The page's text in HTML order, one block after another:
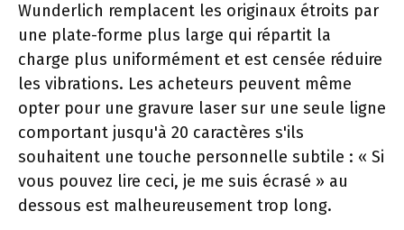
Wunderlich remplacent les originaux étroits par
une plate-forme plus large qui répartit la
charge plus uniformément et est censée réduire
les vibrations. Les acheteurs peuvent même
opter pour une gravure laser sur une seule ligne
comportant jusqu'à 20 caractères s'ils
souhaitent une touche personnelle subtile : « Si
vous pouvez lire ceci, je me suis écrasé » au
dessous est malheureusement trop long.